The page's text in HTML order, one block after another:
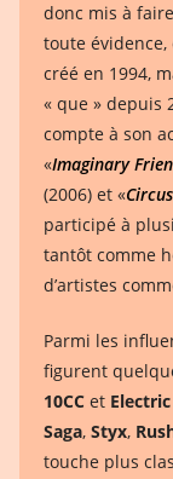
donc mis à
toute
créé en 1994,
« que » depuis
compte à son
«Imaginary
(2006) et «
participé à
tantôt comme
d’artistes
Parmi les
figurent
10CC et
Saga, Styx,
touche plus